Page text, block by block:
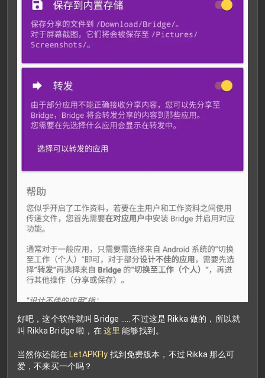
好吧，这个软件就叫 Bridge ..... 不过这是 Rikka 做的，所以就
叫 Rikka Bridge 啦，在这里 能够找到。
当然你还能在 LetAPKFly 找到免费版本，不过 Rikka 那么可
爱，不来买一个吗？